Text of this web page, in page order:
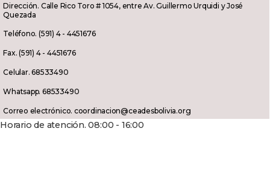
Dirección. Calle Rico Toro # 1054, entre Av. Guillermo Urquidi y José
Quezada
Teléfono. (591) 4 - 4451676
Fax. (591) 4 - 4451676
Celular. 68533490
Whatsapp. 68533490
Correo electrónico. coordinacion@ceadesbolivia.org
Horario de atención. 08:00 - 16:00